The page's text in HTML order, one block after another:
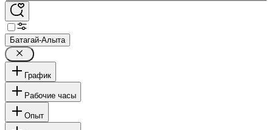
Батагай-Алыта
График
Рабочие часы
Опыт